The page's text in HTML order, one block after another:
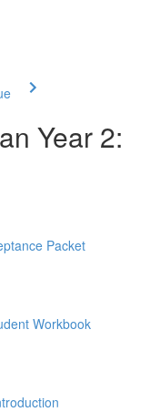
Year 2:
Packet
Workbook